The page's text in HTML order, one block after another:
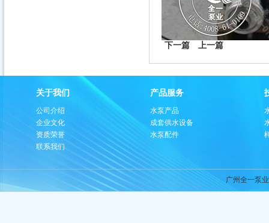
下一篇 上一篇
关于我们
公司介绍
企业文化
资质荣誉
联系我们
产品服务
水泵产品
成套供水设备
水泵配件
广州全一泵